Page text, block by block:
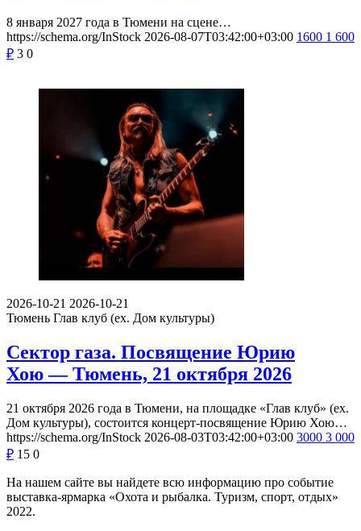
8 января 2027 года в Тюмени на сцене…
https://schema.org/InStock 2026-08-07T03:42:00+03:00 1600 1 600
₽ 3 0
2026-10-21 2026-10-21
Тюмень Глав клуб (ex. Дом культуры)
Сектор газа. Посвящение Юрию
Хою — Тюмень, 21 октября 2026
21 октября 2026 года в Тюмени, на площадке «Глав клуб» (ex.
Дом культуры), состоится концерт-посвящение Юрию Хою…
https://schema.org/InStock 2026-08-03T03:42:00+03:00 3000 3 000
₽ 15 0
На нашем сайте вы найдете всю информацию про событие
выставка-ярмарка «Охота и рыбалка. Туризм, спорт, отдых»
2022.